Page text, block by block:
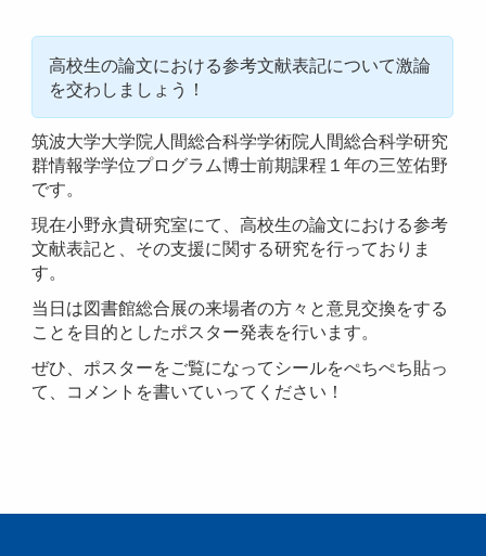
高校生の論文における参考文献表記について激論
を交わしましょう！
筑波大学大学院人間総合科学学術院人間総合科学研究
群情報学学位プログラム博士前期課程１年の三笠佑野
です。
現在小野永貴研究室にて、高校生の論文における参考
文献表記と、その支援に関する研究を行っておりま
す。
当日は図書館総合展の来場者の方々と意見交換をする
ことを目的としたポスター発表を行います。
ぜひ、ポスターをご覧になってシールをぺちぺち貼っ
て、コメントを書いていってください！